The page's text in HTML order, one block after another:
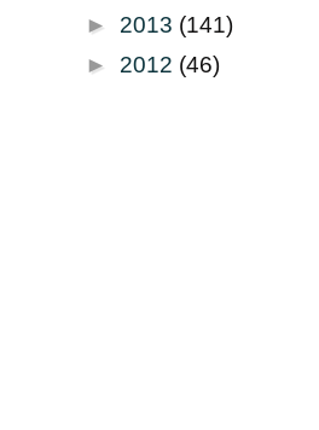
► 2013 (141)
► 2012 (46)